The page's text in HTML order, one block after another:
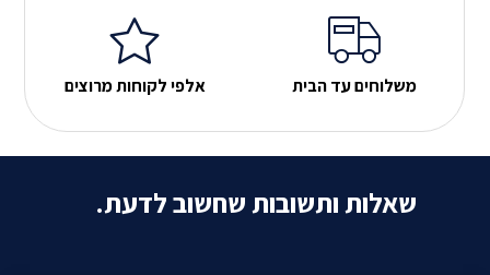
משלוחים עד הבית אלפי לקוחות מרוצים
שאלות ותשובות שחשוב לדעת.